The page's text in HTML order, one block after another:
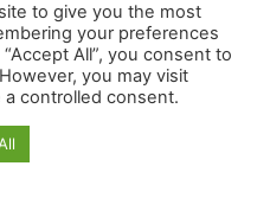
to give you the most
your preferences
All”, you consent to
you may visit
controlled consent.